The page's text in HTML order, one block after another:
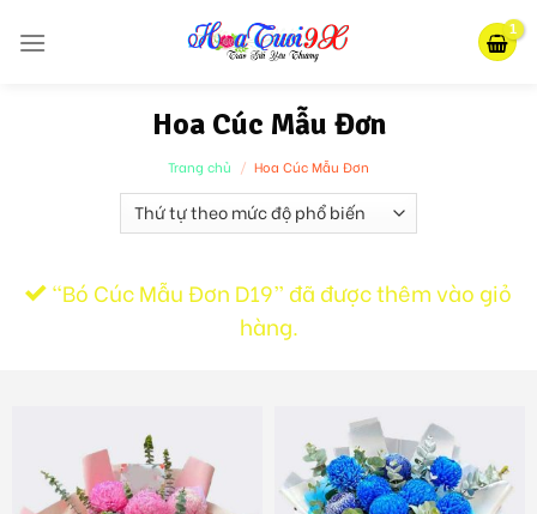
Hoa Cúc Mẫu Đơn
Trang chủ / Hoa Cúc Mẫu Đơn
“Bó Cúc Mẫu Đơn D19” đã được thêm vào giỏ
hàng.